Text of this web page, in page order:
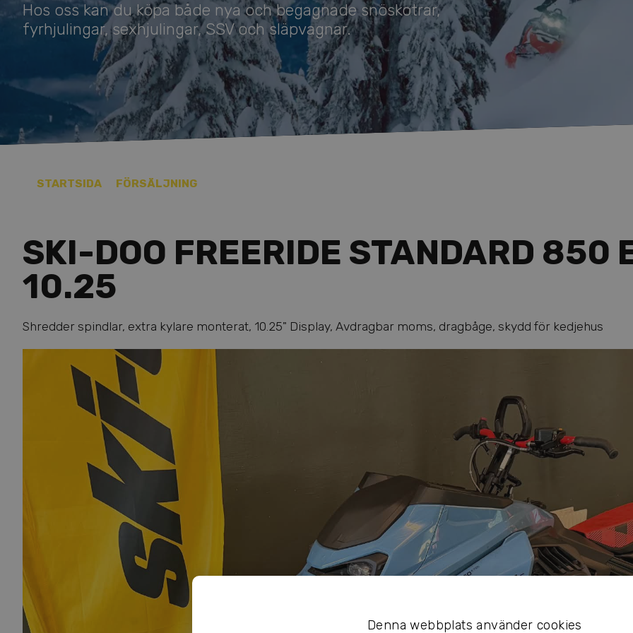
Hos oss kan du köpa både nya och begagnade snöskotrar,
fyrhjulingar, sexhjulingar, SSV och släpvagnar.
STARTSIDA FÖRSÄLJNING
SKI-DOO FREERIDE STANDARD 850
10.25
Shredder spindlar, extra kylare monterat, 10.25" Display, Avdragbar moms, dragbåge, skydd för kedjehus
Denna webbplats använder cookies